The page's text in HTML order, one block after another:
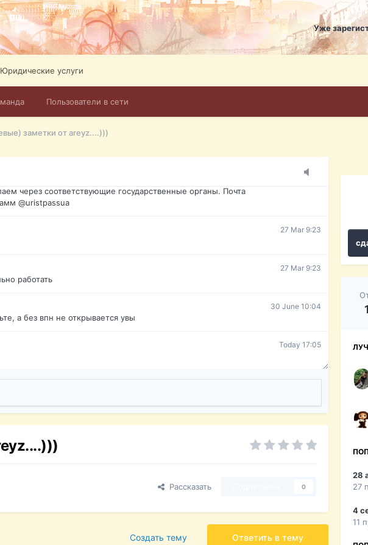
Уже
Пользователи в сети
Юридические услуги
заметки от areyz....)))
7 Mar 3:21
форума?т из э
в оформлении документов, то мы поможем Вам! Паспорт гражданина
идентификационный код инн, гражданство Украины, вид на жительство,
через соответствующие государственные органы. Почта
@uristpassua
27 Mar 9:23
27 Mar 9:23
работать
30 June 10:04
а без впн не открывается увы
Today 17:05
Рассказать 0
Ответить в тему
Создать тему
28
27
4
11